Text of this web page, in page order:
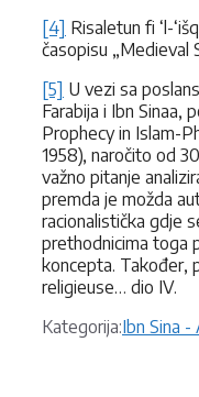
[4] Risaletun fi ‘l-
časopisu „Medieval
[5] U vezi sa
Farabija i Ibn Sinaa,
Prophecy in Islam-
1958), naročito od
važno pitanje
premda je možda
racionalistička gdje
prethodnicima toga
koncepta. Također,
religieuse… dio IV.
Kategorija:Kategorije
Ibn Sina -